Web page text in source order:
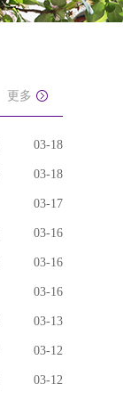
更多
03-18
03-18
03-17
03-16
03-16
03-16
03-13
03-12
03-12